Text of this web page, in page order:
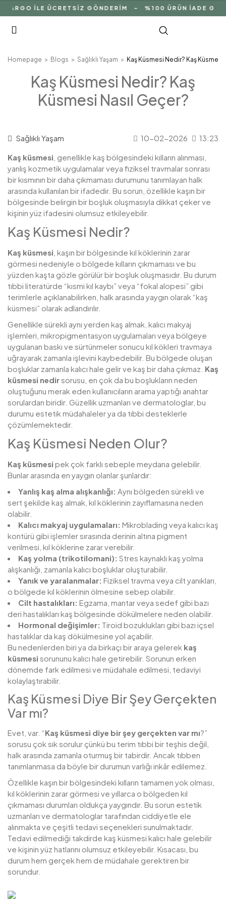
İLE ÜCRETSİZ GÖNDERİM - %100 ÜRÜN İADE
Homepage Blogs Sağlıklı Yaşam Kaş Küsmesi Nedir? Kaş Küsmesi
Kaş Küsmesi Nedir? Kaş
Küsmesi Nasıl Geçer?
Sağlıklı Yaşam 10-02-2026
13:23
Kaş küsmesi , genellikle kaş bölgesindeki kılların alınması,
yanlış kozmetik uygulamalar veya fiziksel travmalar sonrası
bir kısmının bir daha çıkmaması durumunu tanımlayan halk
arasında kullanılan bir ifadedir. Bu sorun, özellikle kaşın bir
bölgesinde belirgin bir boşluk oluşmasıyla dikkat çeker ve
kişinin yüz ifadesini olumsuz etkileyebilir.
Kaş Küsmesi Nedir?
Kaş küsmesi , kaşın bir bölgesinde kıl köklerinin zarar
görmesi nedeniyle o bölgede kılların çıkmaması ve bu
yüzden kaşta gözle görülür bir boşluk oluşmasıdır. Bu durum
tıbbi literatürde “kısmi kıl kaybı” veya “fokal alopesi” gibi
terimlerle açıklanabilirken, halk arasında yaygın olarak “kaş
küsmesi” olarak adlandırılır.
Genellikle sürekli aynı yerden kaş almak, kalıcı makyaj
işlemleri, mikropigmentasyon uygulamaları veya bölgeye
uygulanan baskı ve sürtünmeler sonucu kıl kökleri travmaya
uğrayarak zamanla işlevini kaybedebilir. Bu bölgede oluşan
boşluklar zamanla kalıcı hale gelir ve kaş bir daha çıkmaz. Kaş
küsmesi nedirsorusu, en çok da bu boşlukların neden
oluştuğunu merak eden kullanıcıların arama yaptığı anahtar
sorulardan biridir. Güzellik uzmanları ve dermatologlar, bu
durumu estetik müdahaleler ya da tıbbi desteklerle
çözümlemektedir.
Kaş Küsmesi Neden Olur?
Kaş küsmesi pek çok farklı sebeple meydana gelebilir.
Bunlar arasında en yaygın olanlar şunlardır:
Yanlış kaş alma alışkanlığı: Aynı bölgeden sürekli ve
sert şekilde kaş almak, kıl köklerinin zayıflamasına neden
olabilir.
Kalıcı makyaj uygulamaları: Mikroblading veya kalıcı kaş
kontürü gibi işlemler sırasında derinin altına pigment
verilmesi, kıl köklerine zarar verebilir.
Kaş yolma (trikotilomani): Stres kaynaklı kaş yolma
alışkanlığı, zamanla kalıcı boşluklar oluşturabilir.
Yanık ve yaralanmalar: Fiziksel travma veya cilt yanıkları,
o bölgede kıl köklerinin ölmesine sebep olabilir.
Cilt hastalıkları: Egzama, mantar veya sedef gibi bazı
deri hastalıkları kaş bölgesinde dökülmelere neden olabilir.
Hormonal değişimler: Tiroid bozuklukları gibi bazı içsel
hastalıklar da kaş dökülmesine yol açabilir.
Bu nedenlerden biri ya da birkaçı bir araya gelerek kaş
küsmesi sorununu kalıcı hale getirebilir. Sorunun erken
dönemde fark edilmesi ve müdahale edilmesi, tedaviyi
kolaylaştırabilir.
Kaş Küsmesi Diye Bir Şey Gerçekten
Var mı?
Evet, var. “Kaş küsmesi diye bir şey gerçekten var mı?”
sorusu çok sık sorulur çünkü bu terim tıbbi bir teşhis değil,
halk arasında zamanla oturmuş bir tabirdir. Ancak tıbben
tanımlanmasa da böyle bir durumun varlığı inkâr edilemez.
Özellikle kaşın bir bölgesindeki kılların tamamen yok olması,
kıl köklerinin zarar görmesi ve yıllarca o bölgeden kıl
çıkmaması durumları oldukça yaygındır. Bu sorun estetik
uzmanları ve dermatologlar tarafından ciddiyetle ele
alınmakta ve çeşitli tedavi seçenekleri sunulmaktadır.
Tedavi edilmediği takdirde kaş küsmesi kalıcı hale gelebilir
ve kişinin yüz hatlarını olumsuz etkileyebilir. Kısacası, bu
durum hem gerçek hem de müdahale gerektiren bir
sorundur.